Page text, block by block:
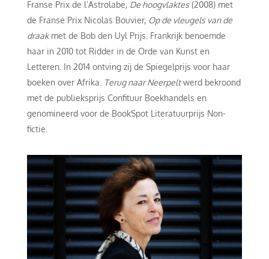
Franse Prix de l’Astrolabe, De hoogvlaktes(2008) met
de Franse Prix Nicolas Bouvier, Op de vleugels van de
draakmet de Bob den Uyl Prijs. Frankrijk benoemde
haar in 2010 tot Ridder in de Orde van Kunst en
Letteren. In 2014 ontving zij de Spiegelprijs voor haar
boeken over Afrika. Terug naar Neerpeltwerd bekroond
met de publieksprijs Confituur Boekhandels en
genomineerd voor de BookSpot Literatuurprijs Non-
fictie.